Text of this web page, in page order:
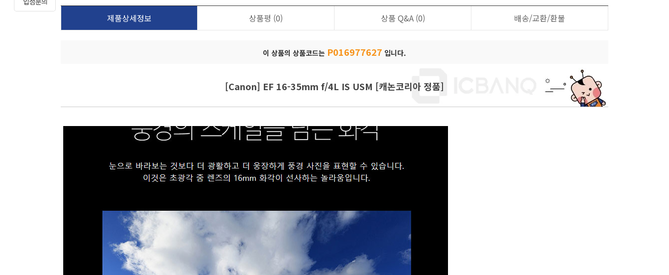
제품상세정보 상품평 (0) 상품 Q&A (0) 배송/교환/환불
이 상품의 상품코드는 P016977627 입니다.
[Canon] EF 16-35mm f/4L IS USM [캐논코리아 정품]